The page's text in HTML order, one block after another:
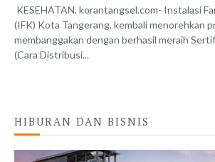
KESEHATAN, korantangsel.com- Instalasi
(IFK) Kota Tangerang, kembali menorehkan
membanggakan dengan berhasil meraih
(Cara Distribusi...
HIBURAN DAN BISNIS